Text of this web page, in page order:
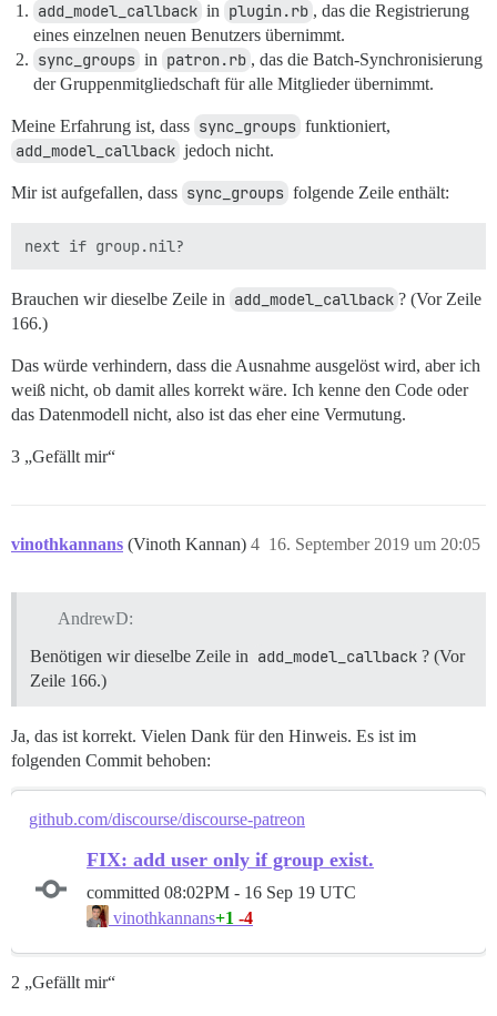
add_model_callback in plugin.rb , das die Registrierung
eines einzelnen neuen Benutzers übernimmt.
sync_groups in patron.rb , das die Batch-Synchronisierung
der Gruppenmitgliedschaft für alle Mitglieder übernimmt.
Meine Erfahrung ist, dass sync_groups funktioniert,
add_model_callback jedoch nicht.
Mir ist aufgefallen, dass sync_groups folgende Zeile enthält:
Brauchen wir dieselbe Zeile in add_model_callback ? (Vor Zeile
166.)
Das würde verhindern, dass die Ausnahme ausgelöst wird, aber ich
weiß nicht, ob damit alles korrekt wäre. Ich kenne den Code oder
das Datenmodell nicht, also ist das eher eine Vermutung.
3 „Gefällt mir“
vinothkannans (Vinoth Kannan) 16. September 2019 um 20:05
4
AndrewD:
Benötigen wir dieselbe Zeile in add_model_callback ? (Vor
Zeile 166.)
Ja, das ist korrekt. Vielen Dank für den Hinweis. Es ist im
folgenden Commit behoben:
github.com/discourse/discourse-patreon
FIX: add user only if group exist.
committed 08:02PM - 16 Sep 19 UTC
vinothkannans+1 -4
2 „Gefällt mir“